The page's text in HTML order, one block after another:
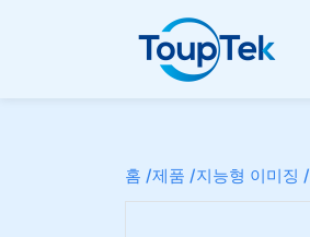
홈 /제품 /지능형 이미징 /